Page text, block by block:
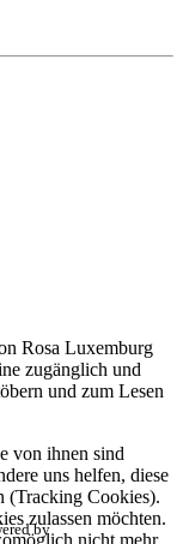
Rosa Luxemburg
zugänglich und
und zum Lesen
by
von ihnen sind
uns helfen, diese
(Tracking Cookies).
zulassen möchten.
nicht mehr